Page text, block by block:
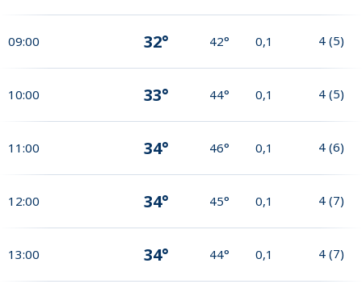
09:00 32° 42° 0,1 4 (5)
10:00 33° 44° 0,1 4 (5)
11:00 34° 46° 0,1 4 (6)
12:00 34° 45° 0,1 4 (7)
13:00 34° 44° 0,1 4 (7)